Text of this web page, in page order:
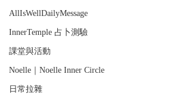
AllIsWellDailyMessage
InnerTemple 占卜測驗
課堂與活動
Noelle｜Noelle Inner Circle
日常拉雜